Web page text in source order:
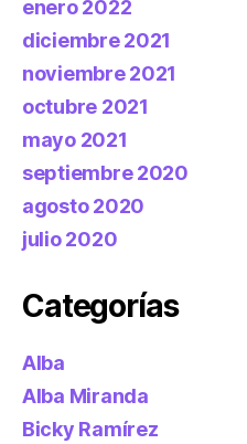
enero 2022
diciembre 2021
noviembre 2021
octubre 2021
mayo 2021
septiembre 2020
agosto 2020
julio 2020
Categorías
Alba
Alba Miranda
Bicky Ramírez